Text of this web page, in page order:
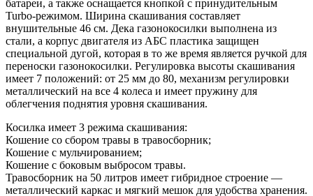
батареи, а также оснащается кнопкой с принудительным
Turbo-режимом. Ширина скашивания составляет
внушительные 46 см. Дека газонокосилки выполнена из
стали, а корпус двигателя из АБС пластика защищен
специальной дугой, которая в то же время является ручкой для
переноски газонокосилки. Регулировка высоты скашивания
имеет 7 положений: от 25 мм до 80, механизм регулировки
металлический на все 4 колеса и имеет пружину для
облегчения поднятия уровня скашивания.
Косилка имеет 3 режима скашивания:
Кошение со сбором травы в травосборник;
Кошение с мульчированием;
Кошение с боковым выбросом травы.
Травосборник на 50 литров имеет гибридное строение —
металлический каркас и мягкий мешок для удобства хранения.